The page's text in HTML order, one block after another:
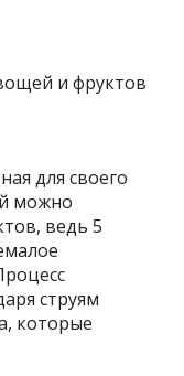
для своего
можно
ведь 5
струям
которые